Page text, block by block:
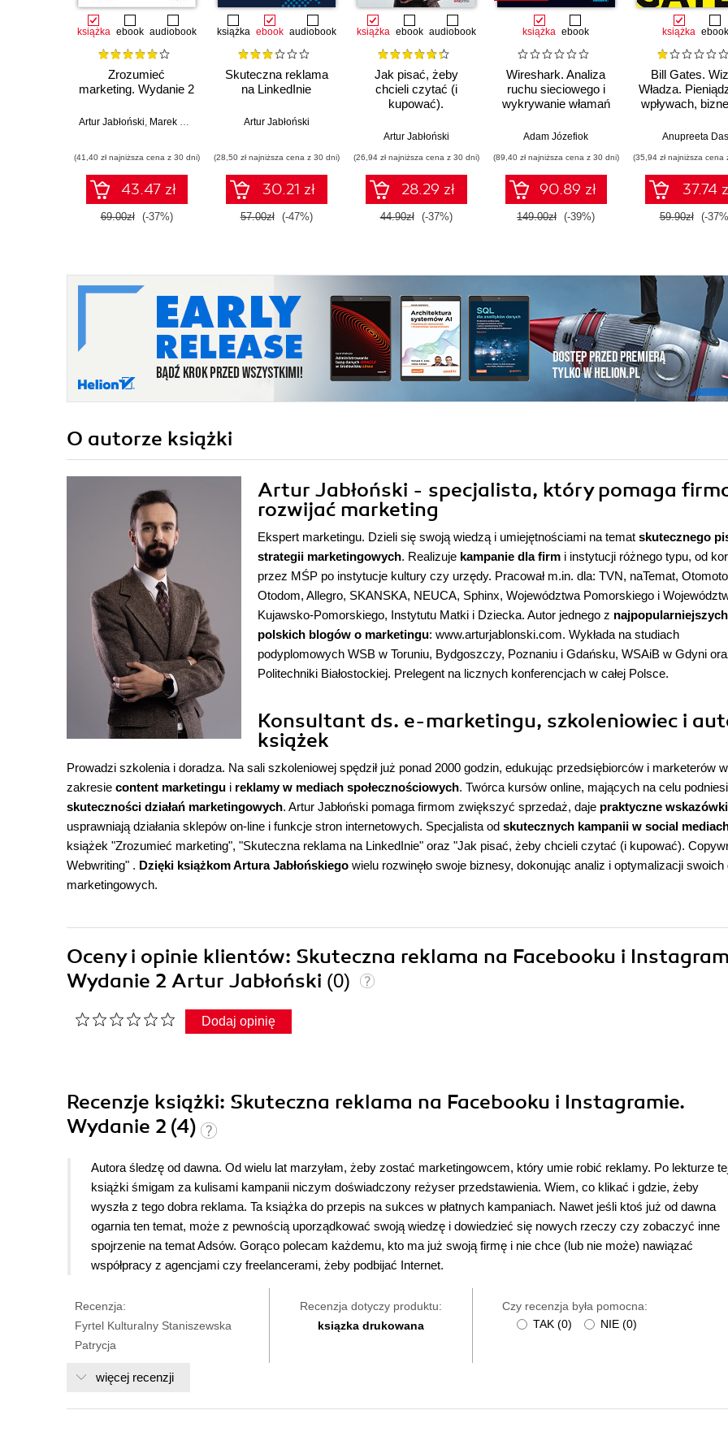
książka ebook audiobook
Zrozumieć
marketing. Wydanie 2
Artur Jabłoński, Marek Piasek
(41,40 zł najniższa cena z 30 dni)
43.47 zł
69.00zł (-37%)
książka ebook audiobook
Skuteczna reklama
na LinkedInie
Artur Jabłoński
(28,50 zł najniższa cena z 30 dni)
30.21 zł
57.00zł (-47%)
książka ebook audiobook
Jak pisać, żeby
chcieli czytać (i
kupować).
Webwriting
Artur Jabłoński
(26,94 zł najniższa cena z 30 dni)
28.29 zł
44.90zł (-37%)
książka ebook
Wireshark. Analiza
ruchu sieciowego i
wykrywanie włamań
Adam Józefiok
(89,40 zł najniższa cena z 30 dni)
90.89 zł
149.00zł (-39%)
książka ebook
Bill Gates.
Władza.
wpływach,
Anupreeta Das
(35,94 zł najniższa cena
37.74
59.90zł (-
O autorze książki
Artur Jabłoński - specjalista, który pomaga
rozwijać marketing
Ekspert marketingu. Dzieli się swoją wiedzą i umiejętnościami na temat skutecznego
strategii marketingowych. Realizuje kampanie dla firm i instytucji różnego typu, od
przez MŚP po instytucje kultury czy urzędy. Pracował m.in. dla: TVN, naTemat,
Otodom, Allegro, SKANSKA, NEUCA, Sphinx, Województwa Pomorskiego i
Kujawsko-Pomorskiego, Instytutu Matki i Dziecka. Autor jednego z najpopularniejszych
polskich blogów o marketingu: www.arturjablonski.com. Wykłada na studiach
podyplomowych WSB w Toruniu, Bydgoszczy, Poznaniu i Gdańsku, WSAiB w Gdyni
Politechniki Białostockiej. Prelegent na licznych konferencjach w całej Polsce.
Konsultant ds. e-marketingu, szkoleniowiec i
książek
Prowadzi szkolenia i doradza. Na sali szkoleniowej spędził już ponad 2000 godzin, edukując przedsiębiorców i marketerów w
zakresie content marketingu i reklamy w mediach społecznościowych. Twórca kursów online, mających na celu
skuteczności działań marketingowych. Artur Jabłoński pomaga firmom zwiększyć sprzedaż, daje praktyczne wskazówki
usprawniają działania sklepów on-line i funkcje stron internetowych. Specjalista od skutecznych kampanii w social
książek "Zrozumieć marketing", "Skuteczna reklama na LinkedInie" oraz "Jak pisać, żeby chcieli czytać (i kupować).
Webwriting" . Dzięki książkom Artura Jabłońskiego wielu rozwinęło swoje biznesy, dokonując analiz i optymalizacji swoich
marketingowych.
Oceny i opinie klientów: Skuteczna reklama na Facebooku i
Wydanie 2 Artur Jabłoński (0)
Dodaj opinię
Recenzje książki: Skuteczna reklama na Facebooku i Instagramie.
Wydanie 2 (4)
Autora śledzę od dawna. Od wielu lat marzyłam, żeby zostać marketingowcem, który umie robić reklamy. Po lekturze
książki śmigam za kulisami kampanii niczym doświadczony reżyser przedstawienia. Wiem, co klikać i gdzie, żeby
wyszła z tego dobra reklama. Ta książka do przepis na sukces w płatnych kampaniach. Nawet jeśli ktoś już od dawna
ogarnia ten temat, może z pewnością uporządkować swoją wiedzę i dowiedzieć się nowych rzeczy czy zobaczyć inne
spojrzenie na temat Adsów. Gorąco polecam każdemu, kto ma już swoją firmę i nie chce (lub nie może) nawiązać
współpracy z agencjami czy freelancerami, żeby podbijać Internet.
Recenzja:
Fyrtel Kulturalny Staniszewska
Patrycja
Recenzja dotyczy produktu:
ksiązka drukowana
Czy recenzja była pomocna:
TAK (0) NIE (0)
więcej recenzji